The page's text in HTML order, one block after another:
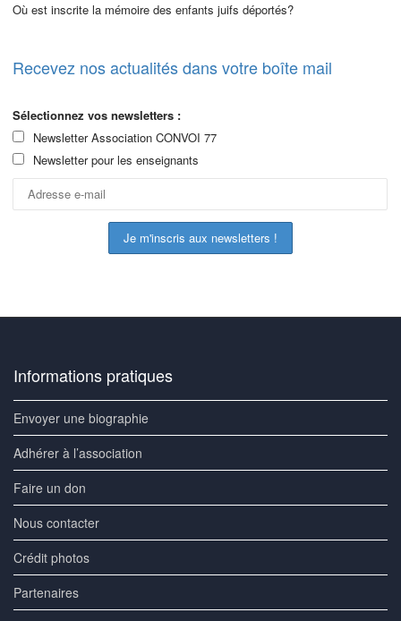
Où est inscrite la mémoire des enfants juifs déportés?
Recevez nos actualités dans votre boîte mail
Sélectionnez vos newsletters :
Newsletter Association CONVOI 77
Newsletter pour les enseignants
Informations pratiques
Envoyer une biographie
Adhérer à l’association
Faire un don
Nous contacter
Crédit photos
Partenaires